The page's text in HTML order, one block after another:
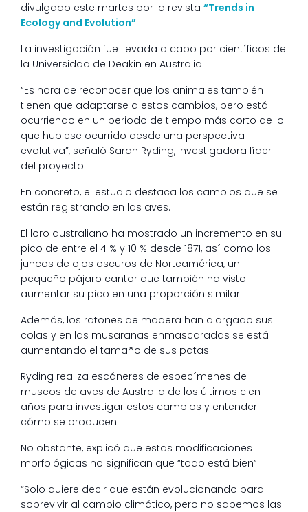
divulgado este martes por la revista “Trends in
Ecology and Evolution”.
La investigación fue llevada a cabo por científicos de
la Universidad de Deakin en Australia.
“Es hora de reconocer que los animales también
tienen que adaptarse a estos cambios, pero está
ocurriendo en un periodo de tiempo más corto de lo
que hubiese ocurrido desde una perspectiva
evolutiva”, señaló Sarah Ryding, investigadora líder
del proyecto.
En concreto, el estudio destaca los cambios que se
están registrando en las aves.
El loro australiano ha mostrado un incremento en su
pico de entre el 4 % y 10 % desde 1871, así como los
juncos de ojos oscuros de Norteamérica, un
pequeño pájaro cantor que también ha visto
aumentar su pico en una proporción similar.
Además, los ratones de madera han alargado sus
colas y en las musarañas enmascaradas se está
aumentando el tamaño de sus patas.
Ryding realiza escáneres de especímenes de
museos de aves de Australia de los últimos cien
años para investigar estos cambios y entender
cómo se producen.
No obstante, explicó que estas modificaciones
morfológicas no significan que “todo está bien”
“Solo quiere decir que están evolucionando para
sobrevivir al cambio climático, pero no sabemos las